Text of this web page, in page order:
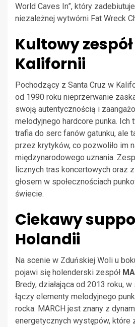
World Caves In”, który
niezależnej wytwórni Fat Wreck
Kultowy
Kalifornii
Pochodzący z Santa Cruz w
od 1990 roku nieprzerwanie
swoją autentycznością i
melodyjnego hardcore punka. Ich
trafia do serc fanów gatunku, ale
przez krytyków, co pozwoliło im
międzynarodowego uznania.
licznych tras koncertowych oraz
głosem w społecznościach
świecie.
Ciekawy
Holandii
Na scenie w Zduńskiej Woli u
pojawi się holenderski zespół
Bredy, działająca od 2013 roku,
łączy elementy melodyjnego
rocka. MARCH jest znany z
energetycznych występów, które